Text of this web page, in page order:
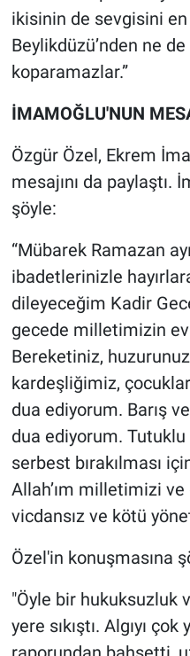
ikisinin de sevgisini
Beylikdüzü’nden ne
koparamazlar.”
İMAMOĞLU'NUN
Özgür Özel, Ekrem
mesajını da paylaştı.
şöyle:
“Mübarek Ramazan
ibadetlerinizle
dileyeceğim Kadir
gecede milletimizin
Bereketiniz,
kardeşliğimiz,
dua ediyorum. Barış
dua ediyorum.
serbest bırakılması
Allah’ım milletimizi
vicdansız ve kötü
Özel'in konuşmasına
"Öyle bir hukuksuzluk
yere sıkıştı. Algıyı
Spor
Teknoloji
Türkiye'nin Gündemi
Yerel Gündem
Yerel Yaşam
Canlı Yayın